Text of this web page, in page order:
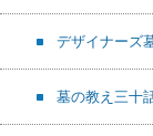
デザイナーズ
墓の教え三十